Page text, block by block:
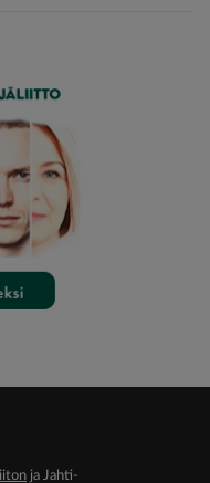
ja Jahti-